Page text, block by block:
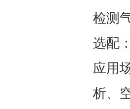
检测
选配
应用
析、